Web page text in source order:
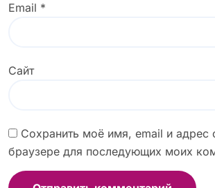
Email *
Сайт
Сохранить моё имя, email и адрес
браузере для последующих моих